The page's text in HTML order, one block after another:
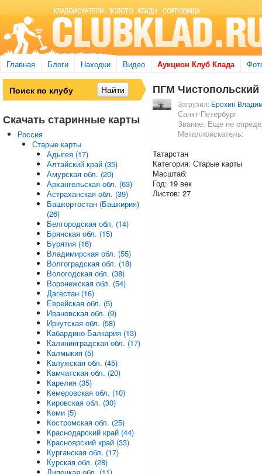
Главная Блоги Находки Видео Аукцион Клуб Клада
ПГМ Чистопольский
Загрузил: Ерохин
Санкт-Петербург
Звание: Еще не
Металлоискатель:
Татарстан
Категория: Старые карты
Масштаб:
Год: 19 век
Листов: 27
Скачать старинные карты
Россия
Старые карты
Адыгея (17)
Алтайский край (35)
Амурская обл. (20)
Архангельская обл. (63)
Астраханская обл. (39)
Башкортостан (Башкирия)
(26)
Белгородская обл. (14)
Брянская обл. (15)
Бурятия (16)
Владимирская обл. (55)
Волгоградская обл. (18)
Вологодская обл. (38)
Воронежская обл. (54)
Дагестан (16)
Еврейская обл. (5)
Ивановская обл. (9)
Иркутская обл. (58)
Кабардино-Балкария (13)
Калининградская обл. (17)
Калмыкия (5)
Калужская обл. (45)
Камчатская обл. (20)
Карелия (35)
Кемеровская обл. (10)
Кировская обл. (30)
Коми (5)
Костромская обл. (25)
Краснодарский край (44)
Красноярский край (33)
Курганская обл. (17)
Курская обл. (28)